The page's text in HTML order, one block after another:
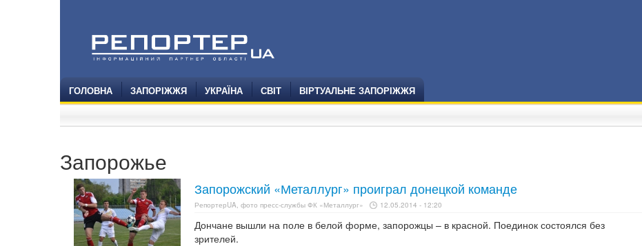
ГОЛОВНА ЗАПОРІЖЖЯ УКРАЇНА СВІТ ВІРТУАЛЬНЕ ЗАПОРІЖЖЯ
Запорожье
Запорожский «Металлург» проиграл донецкой команде
РепортерUA, фото пресс-службы ФК «Металлург» 12.05.2014 - 12:20
Дончане вышли на поле в белой форме, запорожцы – в красной. Поединок состоялся без
зрителей.